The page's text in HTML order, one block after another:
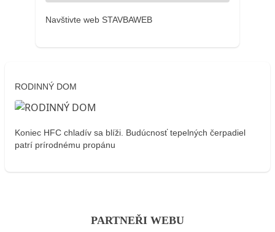
Navštivte web STAVBAWEB
RODINNÝ DOM
Koniec HFC chladív sa blíži. Budúcnosť tepelných čerpadiel
patrí prírodnému propánu
PARTNEŘI WEBU